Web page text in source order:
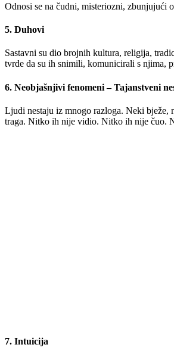
Odnosi se na čudni, misteriozni, zbunjujući
5. Duhovi
Sastavni su dio brojnih kultura, religija,
tvrde da su ih snimili, komunicirali s njima,
6. Neobjašnjivi fenomeni – Tajanstveni
Ljudi nestaju iz mnogo razloga. Neki bježe,
traga. Nitko ih nije vidio. Nitko ih nije čuo.
7. Intuicija